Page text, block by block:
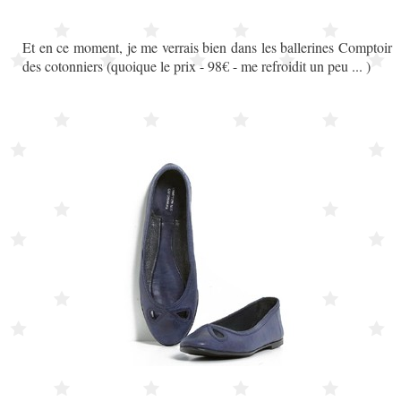
Et en ce moment, je me verrais bien dans les ballerines Comptoir
des cotonniers (quoique le prix - 98€ - me refroidit un peu ... )